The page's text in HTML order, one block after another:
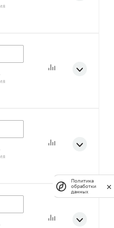
Политика
обработки
данных